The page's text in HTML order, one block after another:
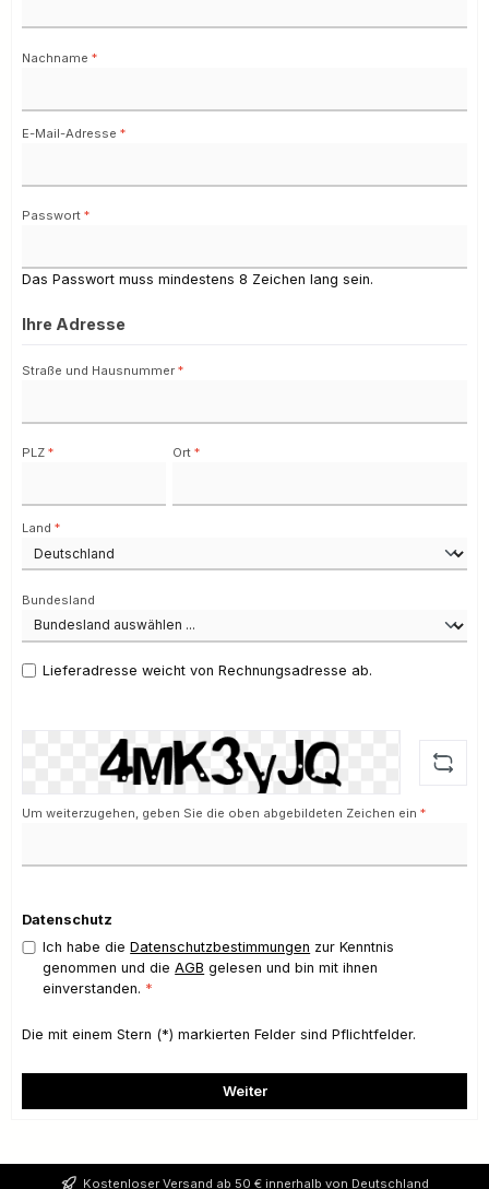
Nachname *
E-Mail-Adresse *
Passwort *
Das Passwort muss mindestens 8 Zeichen lang sein.
Ihre Adresse
Straße und Hausnummer *
PLZ * Ort*
Land *
Bundesland
Lieferadresse weicht von Rechnungsadresse ab.
Um weiterzugehen, geben Sie die oben abgebildeten Zeichen ein *
Datenschutz
Ich habe dieDatenschutzbestimmungen zur Kenntnis
genommen und dieAGB gelesen und bin mit ihnen
einverstanden. *
Die mit einem Stern (*) markierten Felder sind Pflichtfelder.
Weiter
Kostenloser Versand ab 50 € innerhalb von Deutschland